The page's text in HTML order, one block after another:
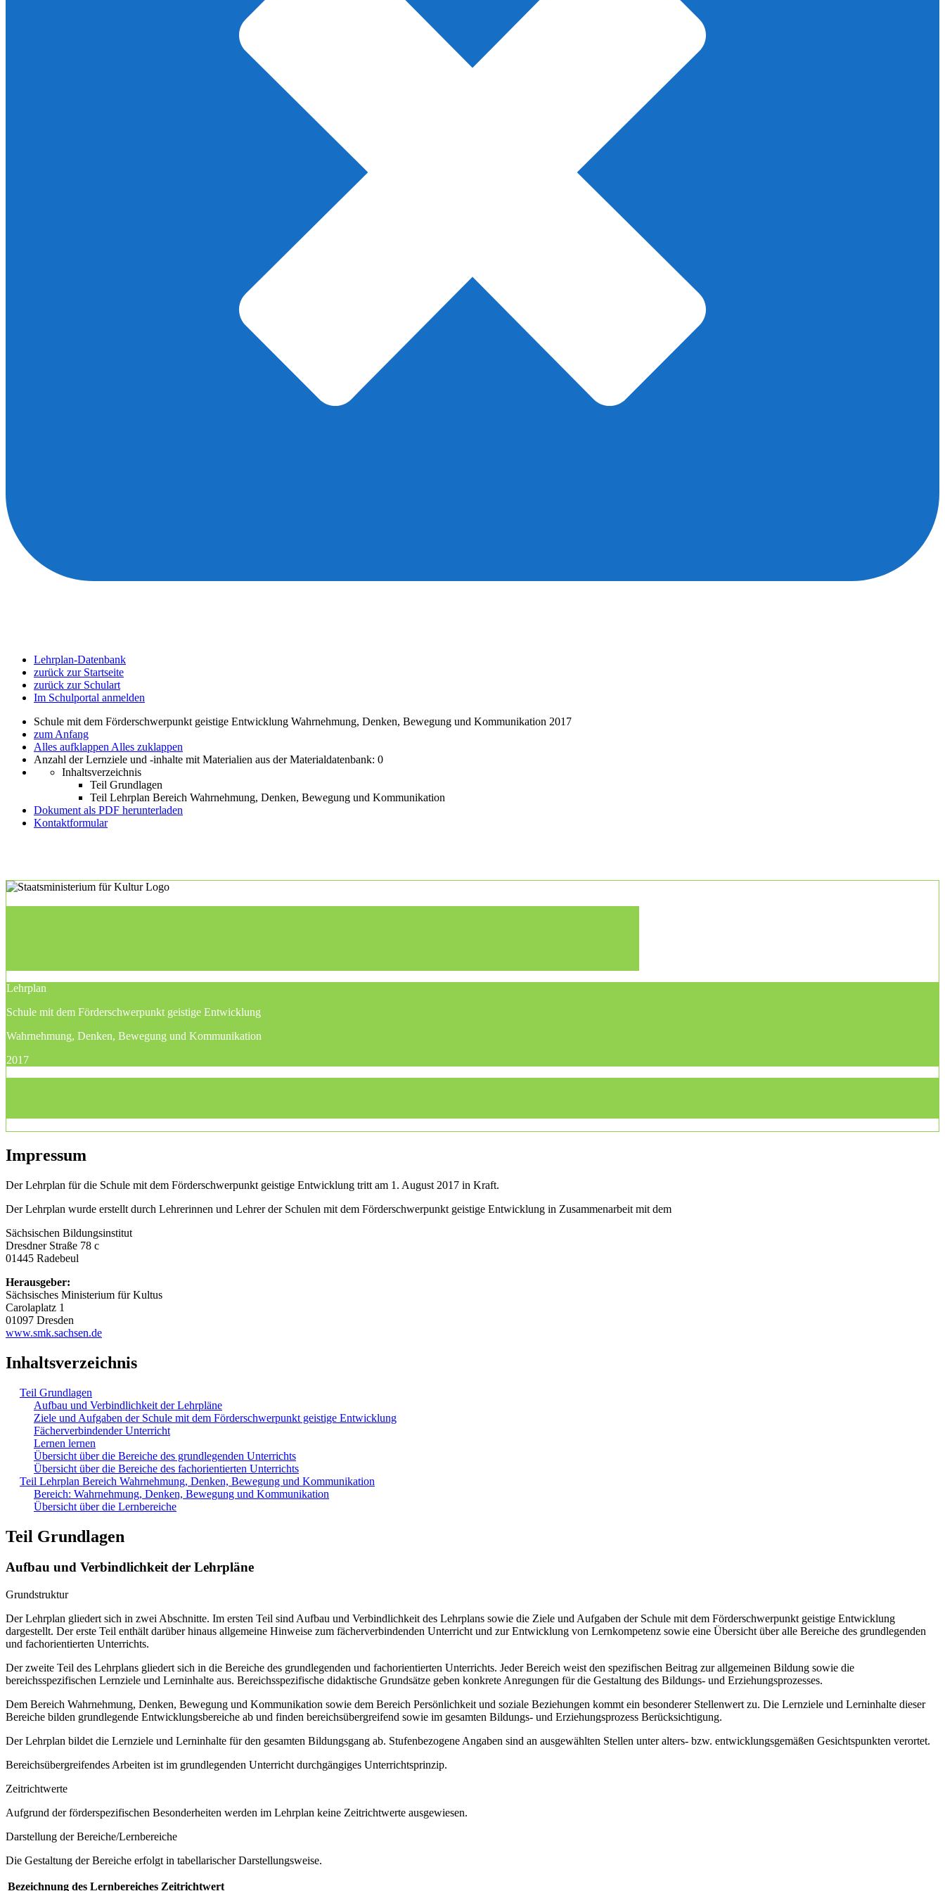
Lehrplan-Datenbank
zurück zur Startseite
zurück zur Schulart
Im Schulportal anmelden
Schule mit dem Förderschwerpunkt geistige Entwicklung Wahrnehmung, Denken, Bewegung und Kommunikation 2017
zum Anfang
Alles aufklappen Alles zuklappen
Anzahl der Lernziele und -inhalte mit Materialien aus der Materialdatenbank: 0
Inhaltsverzeichnis
Teil Grundlagen
Teil Lehrplan Bereich Wahrnehmung, Denken, Bewegung und Kommunikation
Dokument als PDF herunterladen
Kontaktformular
Lehrplan
Schule mit dem Förderschwerpunkt geistige Entwicklung
Wahrnehmung, Denken, Bewegung und Kommunikation
2017
Impressum
Der Lehrplan für die Schule mit dem Förderschwerpunkt geistige Entwicklung tritt am 1. August 2017 in Kraft.
Der Lehrplan wurde erstellt durch Lehrerinnen und Lehrer der Schulen mit dem Förderschwerpunkt geistige Entwicklung in Zusammenarbeit mit dem
Sächsischen Bildungsinstitut
Dresdner Straße 78 c
01445 Radebeul
Herausgeber:
Sächsisches Ministerium für Kultus
Carolaplatz 1
01097 Dresden
www.smk.sachsen.de
Inhaltsverzeichnis
Teil Grundlagen
Aufbau und Verbindlichkeit der Lehrpläne
Ziele und Aufgaben der Schule mit dem Förderschwerpunkt geistige Entwicklung
Fächerverbindender Unterricht
Lernen lernen
Übersicht über die Bereiche des grundlegenden Unterrichts
Übersicht über die Bereiche des fachorientierten Unterrichts
Teil Lehrplan Bereich Wahrnehmung, Denken, Bewegung und Kommunikation
Bereich: Wahrnehmung, Denken, Bewegung und Kommunikation
Übersicht über die Lernbereiche
Teil Grundlagen
Aufbau und Verbindlichkeit der Lehrpläne
Grundstruktur
Der Lehrplan gliedert sich in zwei Abschnitte. Im ersten Teil sind Aufbau und Verbindlichkeit des Lehrplans sowie die Ziele und Aufgaben der Schule mit dem Förderschwerpunkt geistige Entwicklung
dargestellt. Der erste Teil enthält darüber hinaus allgemeine Hinweise zum fächerverbindenden Unterricht und zur Entwicklung von Lernkompetenz sowie eine Übersicht über alle Bereiche des grundlegenden
und fachorientierten Unterrichts.
Der zweite Teil des Lehrplans gliedert sich in die Bereiche des grundlegenden und fachorientierten Unterrichts. Jeder Bereich weist den spezifischen Beitrag zur allgemeinen Bildung sowie die
bereichsspezifischen Lernziele und Lerninhalte aus. Bereichsspezifische didaktische Grundsätze geben konkrete Anregungen für die Gestaltung des Bildungs- und Erziehungsprozesses.
Dem Bereich Wahrnehmung, Denken, Bewegung und Kommunikation sowie dem Bereich Persönlichkeit und soziale Beziehungen kommt ein besonderer Stellenwert zu. Die Lernziele und Lerninhalte dieser
Bereiche bilden grundlegende Entwicklungsbereiche ab und finden bereichsübergreifend sowie im gesamten Bildungs- und Erziehungsprozess Berücksichtigung.
Der Lehrplan bildet die Lernziele und Lerninhalte für den gesamten Bildungsgang ab. Stufenbezogene Angaben sind an ausgewählten Stellen unter alters- bzw. entwicklungsgemäßen Gesichtspunkten verortet.
Bereichsübergreifendes Arbeiten ist im grundlegenden Unterricht durchgängiges Unterrichtsprinzip.
Zeitrichtwerte
Aufgrund der förderspezifischen Besonderheiten werden im Lehrplan keine Zeitrichtwerte ausgewiesen.
Darstellung der Bereiche/Lernbereiche
Die Gestaltung der Bereiche erfolgt in tabellarischer Darstellungsweise.
Bezeichnung des Lernbereiches Zeitrichtwert